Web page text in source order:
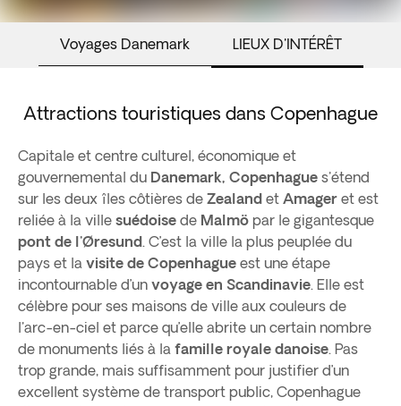
Voyages Danemark LIEUX D'INTÉRÊT
Attractions touristiques dans Copenhague
Capitale et centre culturel, économique et
gouvernemental du Danemark, Copenhague s'étend
sur les deux îles côtières de Zealand et Amager et est
reliée à la ville suédoise de Malmö par le gigantesque
pont de l'Øresund. C’est la ville la plus peuplée du
pays et la visite de Copenhague est une étape
incontournable d’un voyage en Scandinavie. Elle est
célèbre pour ses maisons de ville aux couleurs de
l'arc-en-ciel et parce qu’elle abrite un certain nombre
de monuments liés à la famille royale danoise. Pas
trop grande, mais suffisamment pour justifier d’un
excellent système de transport public, Copenhague